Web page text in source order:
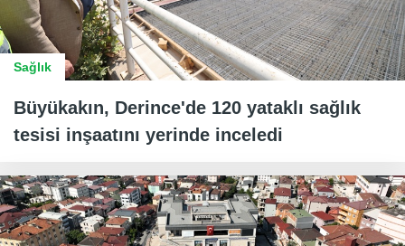
Sağlık
Büyükakın, Derince'de 120 yataklı sağlık
tesisi inşaatını yerinde inceledi